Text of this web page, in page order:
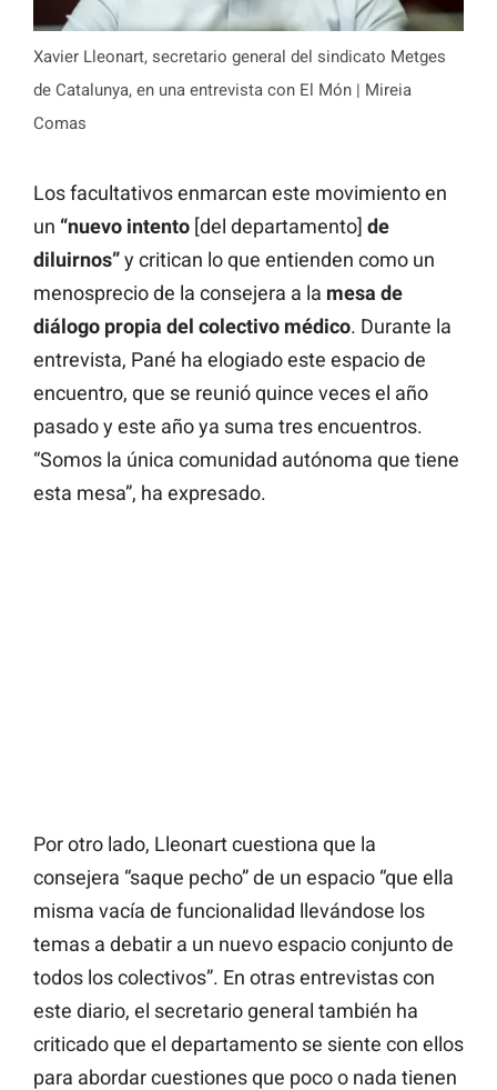
Xavier Lleonart, secretario general del sindicato Metges
de Catalunya, en una entrevista con El Món | Mireia
Comas
Los facultativos enmarcan este movimiento en
un “nuevo intento [del departamento] de
diluirnos”y critican lo que entienden como un
menosprecio de la consejera a la mesa de
diálogo propia del colectivo médico. Durante la
entrevista, Pané ha elogiado este espacio de
encuentro, que se reunió quince veces el año
pasado y este año ya suma tres encuentros.
“Somos la única comunidad autónoma que tiene
esta mesa”, ha expresado.
Por otro lado, Lleonart cuestiona que la
consejera “saque pecho” de un espacio “que ella
misma vacía de funcionalidad llevándose los
temas a debatir a un nuevo espacio conjunto de
todos los colectivos”. En otras entrevistas con
este diario, el secretario general también ha
criticado que el departamento se siente con ellos
para abordar cuestiones que poco o nada tienen